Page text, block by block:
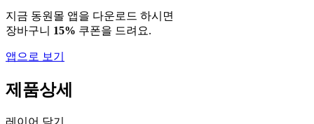
지금 동원몰 앱을 다운로드 하시면
장바구니 15% 쿠폰을 드려요.
앱으로 보기
제품상세
레이어 닫기